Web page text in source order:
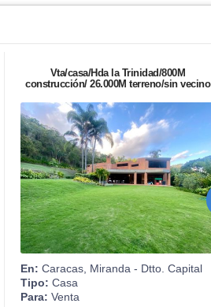
Vta/casa/Hda la Trinidad/800M
construcción/ 26.000M terreno/sin vecino
En: Caracas, Miranda - Dtto. Capital
Tipo: Casa
Para: Venta